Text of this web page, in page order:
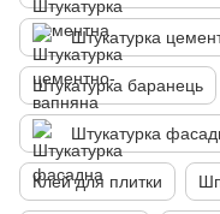
Штукатурка
Штукатурка баранець
Штукатурка
Клей для плитки